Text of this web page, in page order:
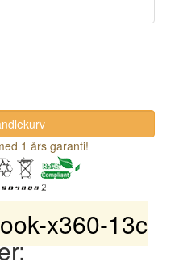
1 års garanti!
x360-13c